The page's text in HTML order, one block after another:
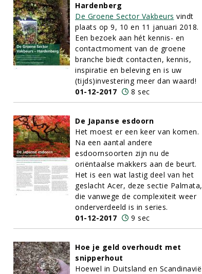
Hardenberg
De Groene Sector Vakbeurs vindt
plaats op 9, 10 en 11 januari 2018.
Een bezoek aan hét kennis- en
contactmoment van de groene
branche biedt contacten, kennis,
inspiratie en beleving en is uw
(tijds)investering meer dan waard!
01-12-2017
8 sec
De Japanse esdoorn
Het moest er een keer van komen.
Na een aantal andere
esdoornsoorten zijn nu de
oriëntaalse makkers aan de beurt.
Het is een wat lastig deel van het
geslacht Acer, deze sectie Palmata,
die vanwege de complexiteit weer
onderverdeeld is in series.
01-12-2017
9 sec
Hoe je geld overhoudt met
snipperhout
Hoewel in Duitsland en Scandinavië